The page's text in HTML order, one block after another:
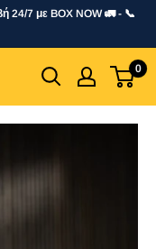
24/7 με BOX NOW 🚛 - 📞
0